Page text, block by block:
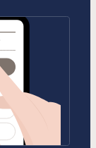
池袋
錦糸町
赤坂
京 上野NORTH
京 上野御徒町
新宿WEST
都 河原町五条
都 新町三条
二条城
心斎橋
2026年9月1日開業）
阪 心斎橋EAST
心斎橋WEST